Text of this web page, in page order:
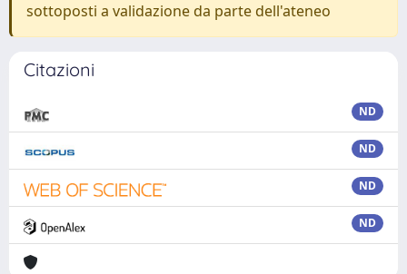
sottoposti a validazione da parte dell'ateneo
Citazioni
ND
ND
ND
ND